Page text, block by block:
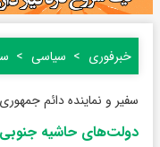
خبرفوری سیاسی
سفیر و نماینده دائم
دولت‌های حاشیه